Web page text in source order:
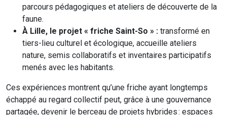
parcours pédagogiques et ateliers de découverte de la
faune.
À Lille, le projet « friche Saint-So » : transformé en
tiers-lieu culturel et écologique, accueille ateliers
nature, semis collaboratifs et inventaires participatifs
menés avec les habitants.
Ces expériences montrent qu’une friche ayant longtemps
échappé au regard collectif peut, grâce à une gouvernance
partagée, devenir le berceau de projets hybrides : espaces